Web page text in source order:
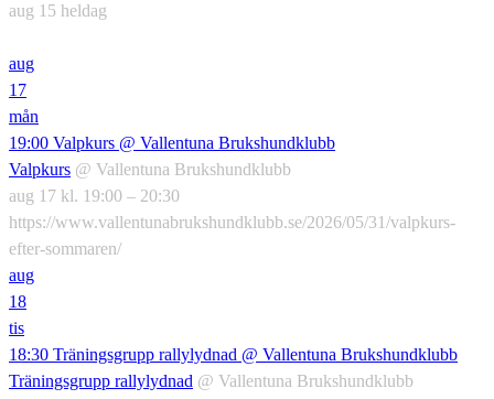
aug 15 heldag
aug
17
mån
19:00 Valpkurs @ Vallentuna Brukshundklubb
Valpkurs @ Vallentuna Brukshundklubb
aug 17 kl. 19:00 – 20:30
https://www.vallentunabrukshundklubb.se/2026/05/31/valpkurs-
efter-sommaren/
aug
18
tis
18:30 Träningsgrupp rallylydnad @ Vallentuna Brukshundklubb
Träningsgrupp rallylydnad @ Vallentuna Brukshundklubb